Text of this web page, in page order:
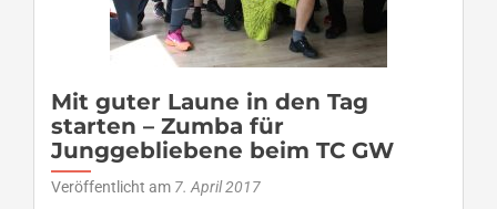
Mit guter Laune in den Tag
starten – Zumba für
Junggebliebene beim TC GW
Veröffentlicht am 7. April 2017